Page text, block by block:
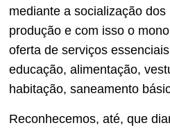
mediante a socialização dos
produção e com isso o
oferta de serviços
educação, alimentação,
habitação, saneamento
Reconhecemos, até, que